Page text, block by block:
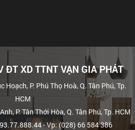
ĐT XD TTNT VẠN GIA PHÁT
Hoạch, P. Phú Thọ Hoà, Q. Tân Phú, Tp.
HCM
P. Tân Thới Hòa, Q. Tân Phú, Tp. HCM
- Vp: (028) 66 584 386